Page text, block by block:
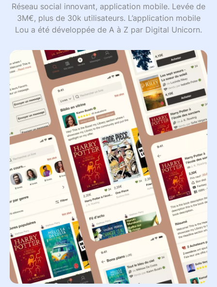
Réseau social innovant, application mobile. Levée de
3M€, plus de 30k utilisateurs. L’application mobile
Lou a été développée de A à Z par Digital Unicorn.